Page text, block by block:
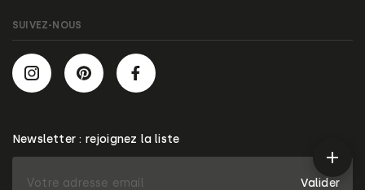
SUIVEZ-NOUS
Newsletter : rejoignez la liste
Valider